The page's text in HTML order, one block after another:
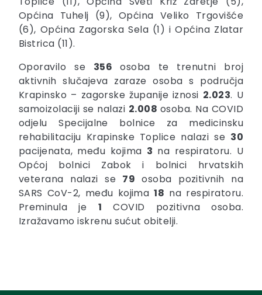
Općina Tuhelj (9), Općina Veliko Trgovišće
(6), Općina Zagorska Sela (1) i Općina Zlatar
Bistrica (11).
Oporavilo se 356osoba te trenutni broj
aktivnih slučajeva zaraze osoba s područja
Krapinsko – zagorske županije iznosi 2.023. U
samoizolaciji se nalazi 2.008 osoba. Na COVID
odjelu Specijalne bolnice za medicinsku
rehabilitaciju Krapinske Toplice nalazi se 30
pacijenata, među kojima 3 na respiratoru. U
Općoj bolnici Zabok i bolnici hrvatskih
veterana nalazi se 79 osoba pozitivnih na
SARS CoV-2, među kojima18 na respiratoru.
Preminula je 1 COVID pozitivna osoba.
Izražavamo iskrenu sućut obitelji.